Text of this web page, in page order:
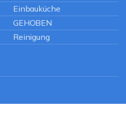
Einbauküche
GEHOBEN
Reinigung